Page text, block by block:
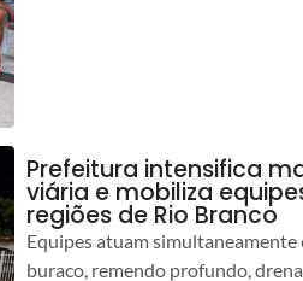
Prefeitura intensifica
viária e mobiliza
regiões de Rio Branco
Equipes atuam simultaneamente
buraco, remendo profundo,